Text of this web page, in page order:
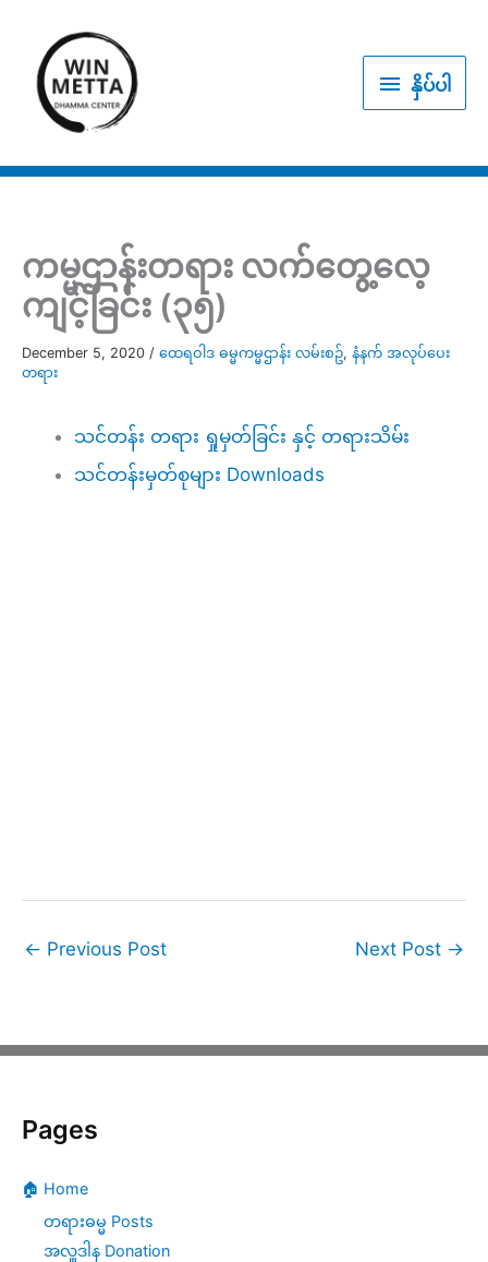
content
နှိပ် နှိပ်ပါ
ကမ္မဌာန်းတရား လက်တွေ့လေ့
ကျင့်ခြင်း (၃၅)
December 5, 2020 / ထေရဝါဒ ဓမ္မကမ္မဌာန်း လမ်းစဥ်, နံနက် အလုပ်ပေး
တရား
သင်တန်း တရား ရှုမှတ်ခြင်း နှင့် တရားသိမ်း
သင်တန်းမှတ်စုများ Downloads
← Previous Post Next Post →
Pages
🏠 Home
တရားဓမ္မ Posts
အလှူဒါန Donation